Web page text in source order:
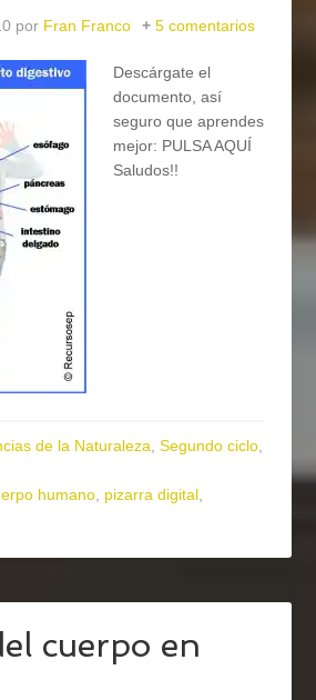
por Fran Franco 5 comentarios
Descárgate el
documento, así
seguro que aprendes
mejor: PULSA AQUÍ
Saludos!!
de la Naturaleza,Segundo ciclo,
humano, pizarra digital,
cuerpo en